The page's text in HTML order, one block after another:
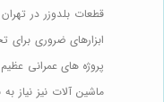
قطعات بلدوزر در
ابزارهای ضروری
پروژه های عمرانی
ماشین آلات نیز نیاز